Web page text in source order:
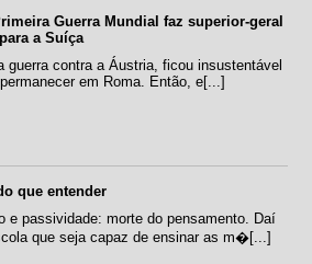
Guerra Mundial faz superior-geral
a Suíça
guerra contra a Áustria, ficou insustentável
em Roma. Então, e[...]
que entender
e passividade: morte do pensamento. Daí
que seja capaz de ensinar as m�[...]